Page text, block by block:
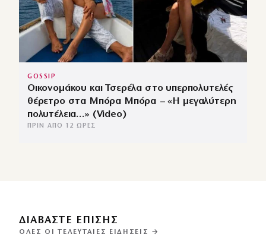
GOSSIP
Οικονομάκου και Τσερέλα στο υπερπολυτελές
θέρετρο στα Μπόρα Μπόρα – «Η μεγαλύτερη
πολυτέλεια…» (Video)
ΠΡΙΝ ΑΠΌ 12 ΏΡΕΣ
ΔΙΑΒΑΣΤΕ ΕΠΙΣΗΣ
ΌΛΕΣ ΟΙ ΤΕΛΕΥΤΑΊΕΣ ΕΙΔΉΣΕΙΣ →